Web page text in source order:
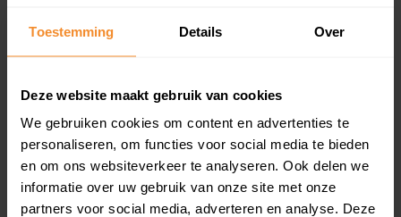
Toestemming Details Over
Deze website maakt gebruik van cookies
We gebruiken cookies om content en advertenties te
personaliseren, om functies voor social media te bieden
en om ons websiteverkeer te analyseren. Ook delen we
informatie over uw gebruik van onze site met onze
partners voor social media, adverteren en analyse. Deze
en koopdatum) binnen een postcodegebied. Dit
inclusief een jaar lang gratis updates van nieuwe
Bekijk product
Direct leverbaar